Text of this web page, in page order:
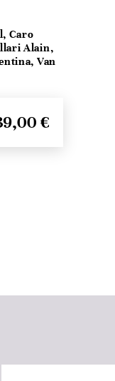
Caro
Alain,
Van
€